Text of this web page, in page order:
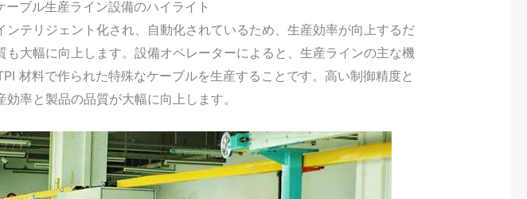
ーブル生産ライン設備のハイライト
ンテリジェント化され、自動化されているため、生産効率が向上するだ
も大幅に向上します。設備オペレーターによると、生産ラインの主な機
材料で作られた特殊なケーブルを生産することです。高い制御精度と
率と製品の品質が大幅に向上します。